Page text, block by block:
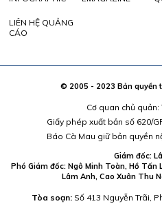
LIÊN HỆ QUẢNG
CÁO
© 2005 - 2023 Bản quyền
Cơ quan chủ quản:
Giấy phép xuất bản số 620/
Báo Cà Mau giữ bản quyền
Giám đốc:
Phó Giám đốc: Ngô Minh Toàn, Hồ Tấn
Lâm Anh, Cao Xuân Thu
Tòa soạn:Số 413 Nguyễn Trãi,